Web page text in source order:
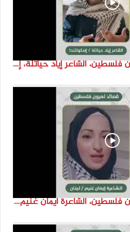
انتماء2021: قصائد لعيون فلسطين، الشاعر إياد حياتلة، إسكوتلندا
انتماء2021: قصائد لعيون فلسطين، الشاعرة ايمان غنيم، لبنان